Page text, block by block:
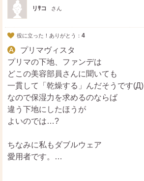
リｻコ さん
役に立った！ありがとう： 4
プリマヴィスタ
プリマの下地、ファンデは
どこの美容部員さんに聞いても
一貫して「乾燥する」んだそうです(Д)
なので保湿力を求めるのならば
違う下地にしたほうが
よいのでは…?
ちなみに私もダブルウェア
愛用者です。